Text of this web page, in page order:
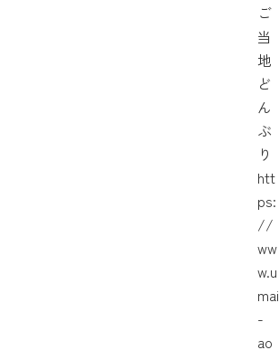
ご
当
地
ど
ん
ぶ
り
htt
ps:
//
ww
w.u
mai
-
ao